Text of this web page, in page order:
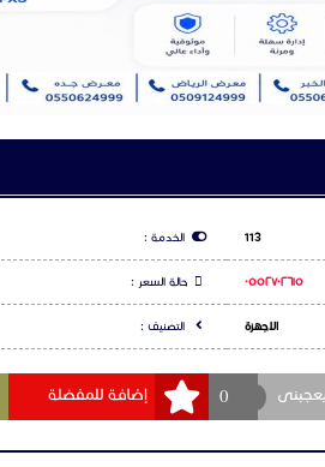
113 الخدمة :
٠٥٥٢٧٠٢٦١٥ حالة السعر :
الاجهزة التصنيف :
0 إضافة للمفضلة